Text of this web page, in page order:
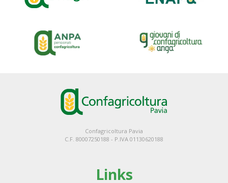
Confagricoltura Pavia
C.F. 80007250188 - P.IVA 01130620188
Links